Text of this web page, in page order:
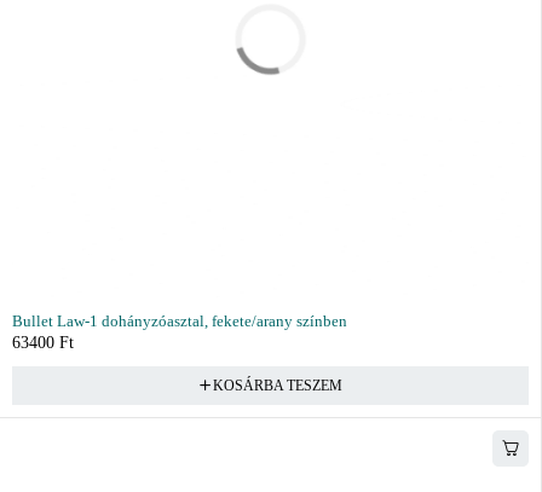
Bullet Law-1 dohányzóasztal, fekete/arany színben
63400 Ft
KOSÁRBA TESZEM